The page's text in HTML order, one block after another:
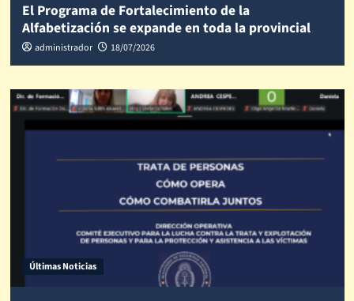
El Programa de Fortalecimiento de la
Alfabetización se expande en toda la provincial
administrador 18/07/2026
Últimas Noticias